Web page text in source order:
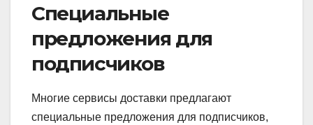
Специальные
предложения для
подписчиков
Многие сервисы доставки предлагают
специальные предложения для подписчиков,